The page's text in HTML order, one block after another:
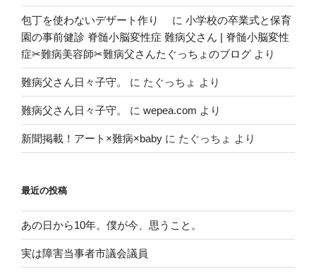
包丁を使わないデザート作り に 小学校の卒業式と保育
園の事前健診 脊髄小脳変性症 難病父さん | 脊髄小脳変性
症✂︎難病美容師✂︎難病父さんたぐっちょのブログ より
難病父さん日々子守。 に たぐっちょ より
難病父さん日々子守。 に wepea.com より
新聞掲載！アート×難病×baby に たぐっちょ より
最近の投稿
あの日から10年。僕が今、思うこと。
実は障害当事者市議会議員